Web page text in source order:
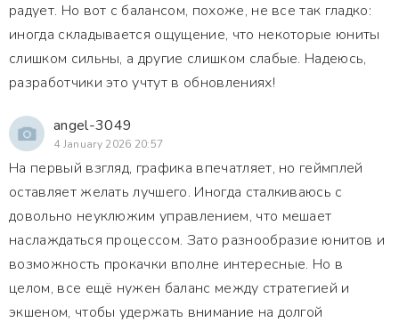
радует. Но вот с балансом, похоже, не все так гладко:
иногда складывается ощущение, что некоторые юниты
слишком сильны, а другие слишком слабые. Надеюсь,
разработчики это учтут в обновлениях!
angel-3049
4 January 2026 20:57
На первый взгляд, графика впечатляет, но геймплей
оставляет желать лучшего. Иногда сталкиваюсь с
довольно неуклюжим управлением, что мешает
наслаждаться процессом. Зато разнообразие юнитов и
возможность прокачки вполне интересные. Но в
целом, все ещё нужен баланс между стратегией и
экшеном, чтобы удержать внимание на долгой